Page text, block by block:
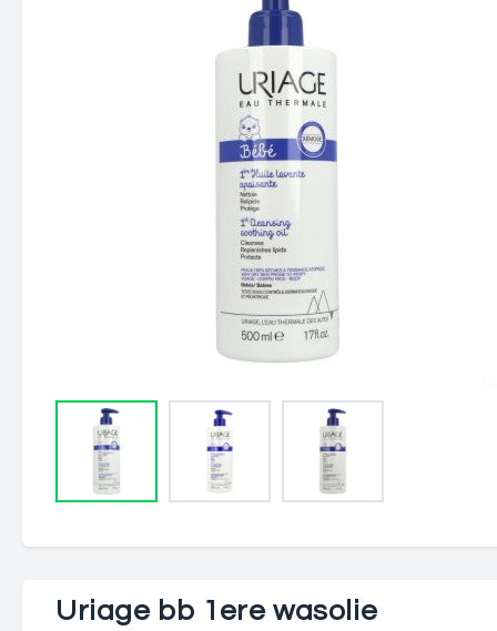
Uriage bb 1ere wasolie